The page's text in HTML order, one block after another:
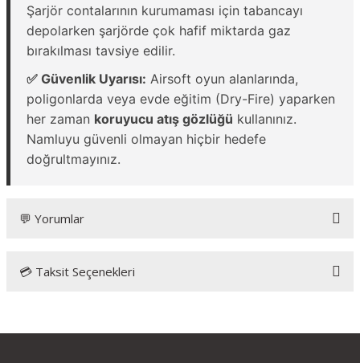
Şarjör contalarının kurumaması için tabancayı
depolarken şarjörde çok hafif miktarda gaz
bırakılması tavsiye edilir.
✅ Güvenlik Uyarısı: Airsoft oyun alanlarında,
poligonlarda veya evde eğitim (Dry-Fire) yaparken
her zaman koruyucu atış gözlüğü kullanınız.
Namluyu güvenli olmayan hiçbir hedefe
doğrultmayınız.
💬 Yorumlar
Bu ürüne ilk yorumu siz yapın!
💳 Taksit Seçenekleri